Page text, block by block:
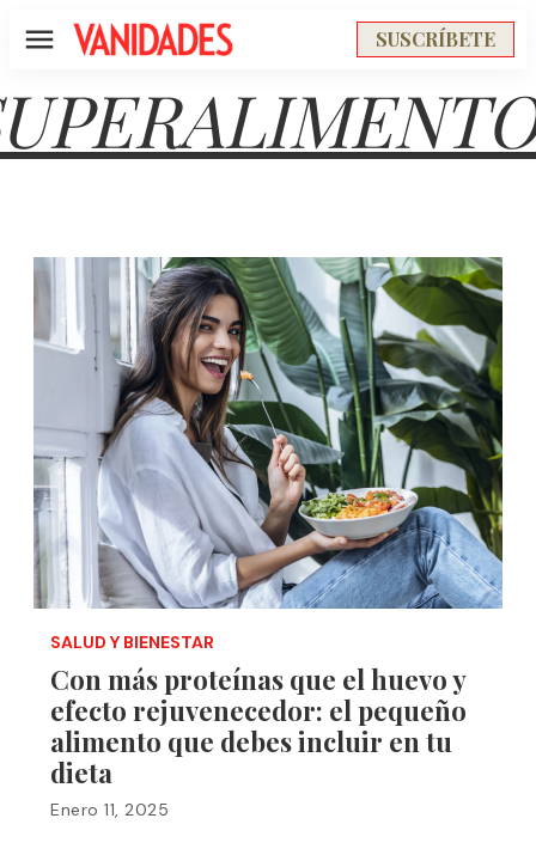
Menú SUSCRÍBETE
SALUD Y BIENESTAR
Con más proteínas que el huevo y
efecto rejuvenecedor: el pequeño
alimento que debes incluir en tu
dieta
Enero 11, 2025